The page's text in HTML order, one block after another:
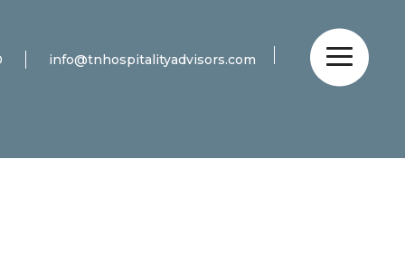
info@tnhospitalityadvisors.com